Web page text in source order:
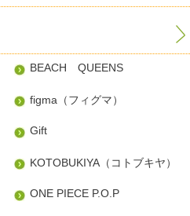
BEACH QUEENS
figma（フィグマ）
Gift
KOTOBUKIYA（コトブキヤ）
ONE PIECE P.O.P